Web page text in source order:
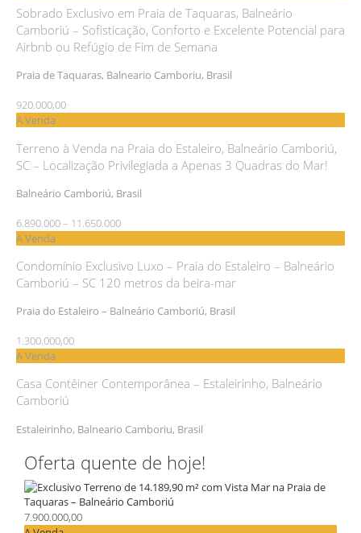
Sobrado Exclusivo em Praia de Taquaras, Balneário
Camboriú – Sofisticação, Conforto e Excelente Potencial para
Airbnb ou Refúgio de Fim de Semana
Praia de Taquaras, Balneario Camboriu, Brasil
920.000,00
A Venda
Terreno à Venda na Praia do Estaleiro, Balneário Camboriú,
SC – Localização Privilegiada a Apenas 3 Quadras do Mar!
Balneário Camboriú, Brasil
6.890.000 – 11.650.000
A Venda
Condomínio Exclusivo Luxo – Praia do Estaleiro – Balneário
Camboriú – SC 120 metros da beira-mar
Praia do Estaleiro – Balneário Camboriú, Brasil
1.300.000,00
A Venda
Casa Contêiner Contemporânea – Estaleirinho, Balneário
Camboriú
Estaleirinho, Balneario Camboriu, Brasil
Oferta quente de hoje!
7.900.000,00